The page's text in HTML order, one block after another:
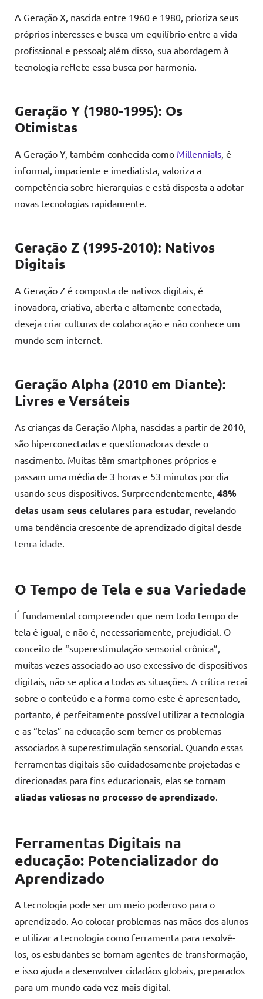
A Geração X, nascida entre 1960 e 1980, prioriza seus
próprios interesses e busca um equilíbrio entre a vida
profissional e pessoal; além disso, sua abordagem à
tecnologia reflete essa busca por harmonia.
Geração Y (1980-1995): Os
Otimistas
A Geração Y, também conhecida como Millennials , é
informal, impaciente e imediatista, valoriza a
competência sobre hierarquias e está disposta a adotar
novas tecnologias rapidamente.
Geração Z (1995-2010): Nativos
Digitais
A Geração Z é composta de nativos digitais, é
inovadora, criativa, aberta e altamente conectada,
deseja criar culturas de colaboração e não conhece um
mundo sem internet.
Geração Alpha (2010 em Diante):
Livres e Versáteis
As crianças da Geração Alpha, nascidas a partir de 2010,
são hiperconectadas e questionadoras desde o
nascimento. Muitas têm smartphones próprios e
passam uma média de 3 horas e 53 minutos por dia
usando seus dispositivos. Surpreendentemente, 48%
delas usam seus celulares para estudar , revelando
uma tendência crescente de aprendizado digital desde
tenra idade.
O Tempo de Tela e sua Variedade
É fundamental compreender que nem todo tempo de
tela é igual, e não é, necessariamente, prejudicial. O
conceito de “superestimulação sensorial crônica”,
muitas vezes associado ao uso excessivo de dispositivos
digitais, não se aplica a todas as situações. A crítica recai
sobre o conteúdo e a forma como este é apresentado,
portanto, é perfeitamente possível utilizar a tecnologia
e as “telas” na educação sem temer os problemas
associados à superestimulação sensorial. Quando essas
ferramentas digitais são cuidadosamente projetadas e
direcionadas para fins educacionais, elas se tornam
aliadas valiosas no processo de aprendizado
Ferramentas Digitais na
educação: Potencializador do
Aprendizado
A tecnologia pode ser um meio poderoso para o
aprendizado. Ao colocar problemas nas mãos dos alunos
e utilizar a tecnologia como ferramenta para resolvê-
los, os estudantes se tornam agentes de transformação,
e isso ajuda a desenvolver cidadãos globais, preparados
para um mundo cada vez mais digital.